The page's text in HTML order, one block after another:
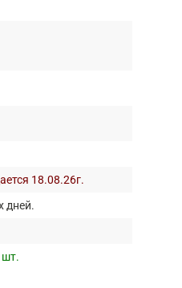
18.08.26г.
дней.
шт.